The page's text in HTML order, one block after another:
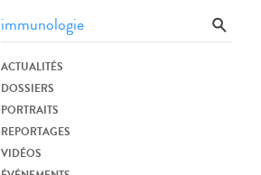
ACTUALITÉS
DOSSIERS
PORTRAITS
REPORTAGES
VIDÉOS